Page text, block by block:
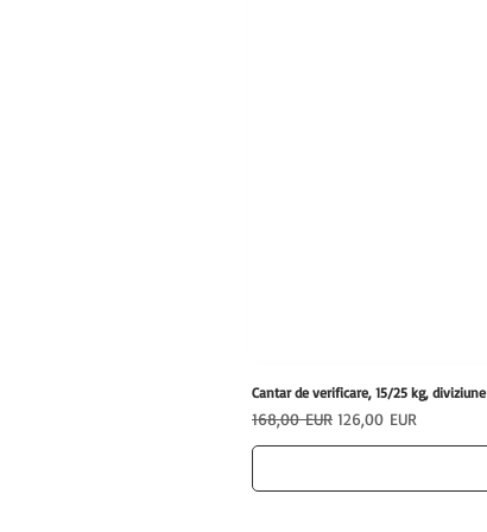
Cantar de verificare, 15/25 kg,
Preț normal
168,00 EUR Preț redus
126,00 EUR